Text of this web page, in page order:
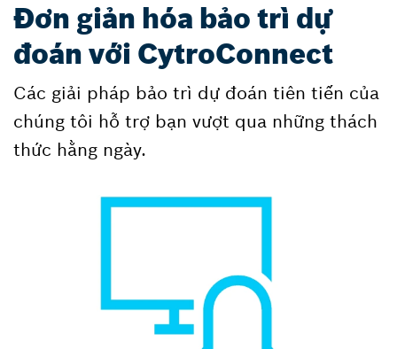
Đơn giản hóa bảo trì dự
đoán với CytroConnect
Các giải pháp bảo trì dự đoán tiên tiến của
chúng tôi hỗ trợ bạn vượt qua những thách
thức hằng ngày.